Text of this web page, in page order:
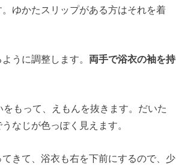
ゆかたスリップがある方はそれを着
うに調整します。 両手で浴衣の袖を持
もって、えもんを抜きます。だいた
なじが色っぽく見えます。
きて、浴衣も右を下前にするので、少